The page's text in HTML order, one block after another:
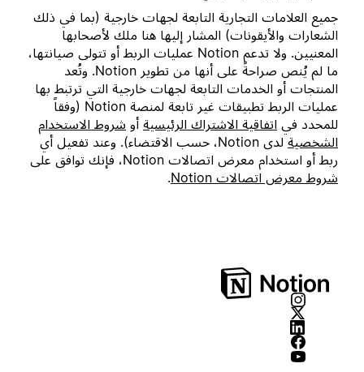
جميع العلامات التجارية التابعة لجهات خارجية (بما في ذلك
الشعارات والأيقونات) المشار إليها هنا ملك لأصحابها
المعنيين. ولا تدعم Notion عمليات الربط أو تتولى صيانتها،
ما لم يُنص صراحةً على أنها من تطوير Notion. وتُعد
المنتجات أو الخدمات التابعة لجهات خارجية التي ترتبط بها
عمليات الربط تطبيقات غير تابعة لمنصة Notion (وفقاً
للمحدد في اتفاقية الاشتراك الرئيسية أو شروط الاستخدام
الشخصية
لدى Notion، حسب الاقتضاء). وعند تفعيل أي
ربط أو استخدام معرض اتصالات Notion، فإنك توافق على
شروط معرض اتصالات Notion
.